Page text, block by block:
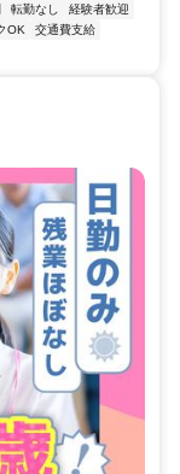
転勤なし
経験者歓迎
OK
交通費支給